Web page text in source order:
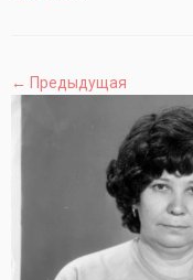
← Предыдущая